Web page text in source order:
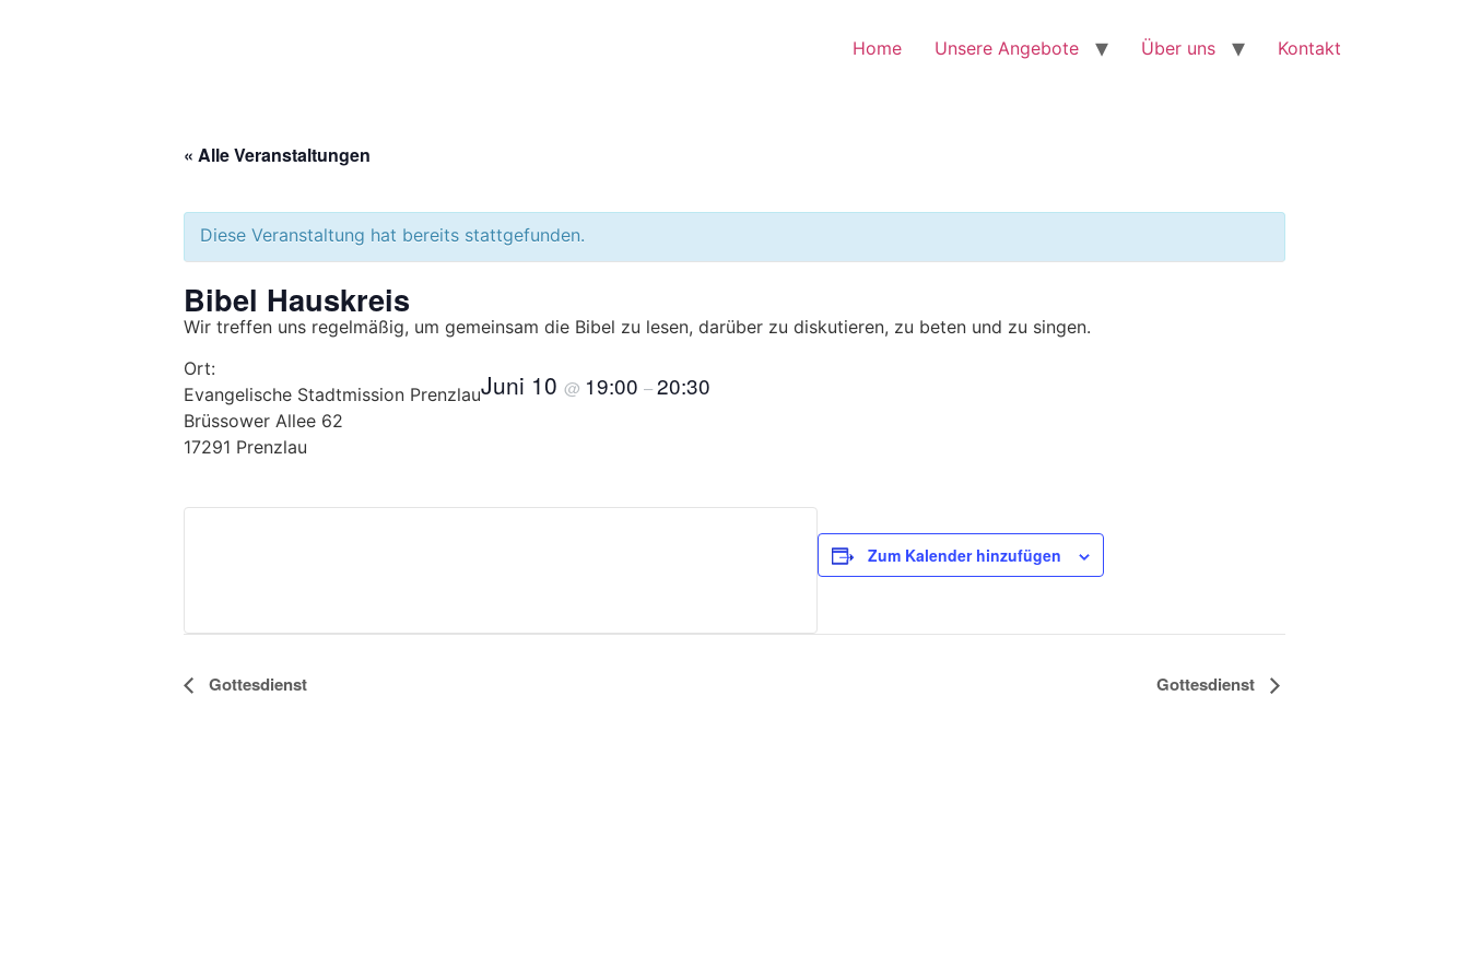
Home Unsere Angebote Über uns Kontakt
« Alle Veranstaltungen
Diese Veranstaltung hat bereits stattgefunden.
Bibel Hauskreis
Wir treffen uns regelmäßig, um gemeinsam die Bibel zu lesen, darüber zu diskutieren, zu beten und zu singen.
Ort:
Evangelische Stadtmission Prenzlau
Brüssower Allee 62
17291 Prenzlau
Juni 10 @ 19:00 –20:30
Zum Kalender hinzufügen
Veranstaltung-
Gottesdienst Gottesdienst